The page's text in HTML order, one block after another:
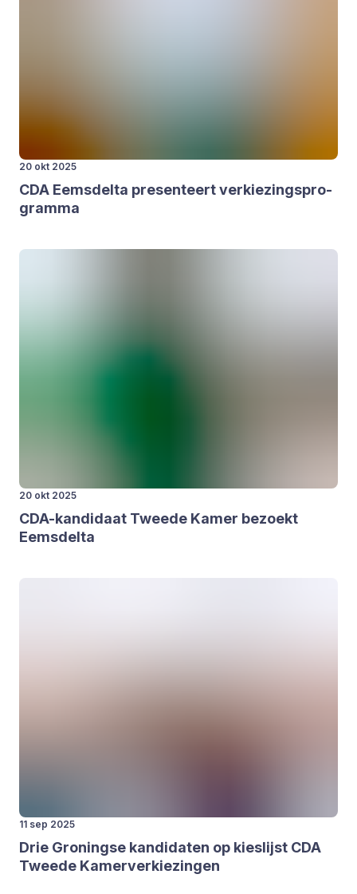
20 okt 2025
CDA Eems­del­ta pre­sen­teert ver­kie­zings­pro­
gram­ma
20 okt 2025
CDA-kan­di­daat Twee­de Kamer bezoekt
Eems­del­ta
11 sep 2025
Drie Gro­ning­se kan­di­da­ten op kies­lijst CDA
Twee­de Kamer­ver­kie­zin­gen